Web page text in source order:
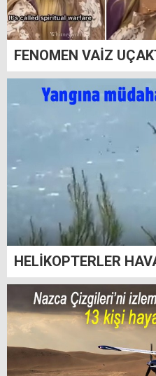
FENOMEN VAİZ
HELİKOPTERLER